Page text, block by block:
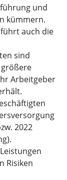
und
kümmern.
auch die
sind
Arbeitgeber
2022
Risiken